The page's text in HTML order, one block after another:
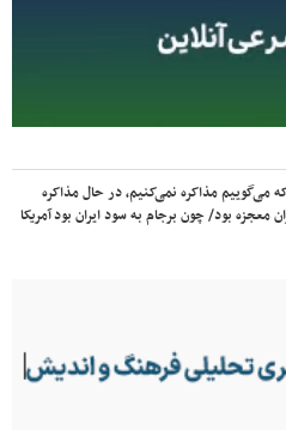
می‌گوییم مذاکره نمی‌کنیم، در حال مذاکره
معجزه بود/ چون برجام به سود ایران بود آمریکا